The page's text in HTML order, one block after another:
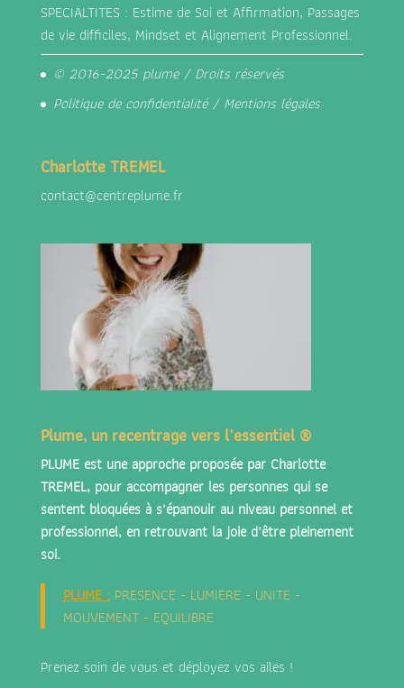
SPECIALTITES : Estime de Soi et Affirmation, Passages
de vie difficiles, Mindset et Alignement Professionnel.
© 2016-2025 plume / Droits réservés
Politique de confidentialité/ Mentions légales
Charlotte TREMEL
contact@centreplume.fr
Plume, un recentrage vers l’essentiel ®
PLUME est une approche proposée par Charlotte
TREMEL, pour accompagner les personnes qui se
sentent bloquées à s'épanouir au niveau personnel et
professionnel, en retrouvant la joie d'être pleinement
soi.
PLUME: PRESENCE - LUMIERE - UNITE -
MOUVEMENT - EQUILIBRE
Prenez soin de vous et déployez vos ailes !